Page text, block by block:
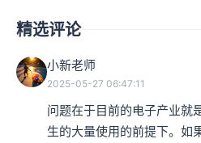
精选评论
小新老师
2025-05-27 06:47:11
问题在于目前的电子产业就
生的大量使用的前提下。如